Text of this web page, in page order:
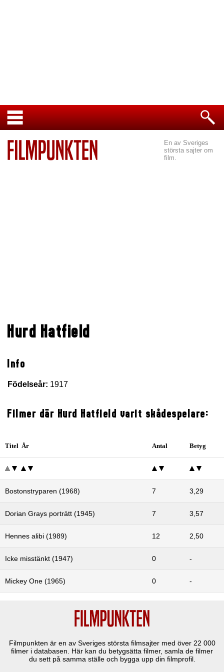
En av Sveriges
största sajter om
film.
Hurd Hatfield
Info
Födelseår: 1917
Filmer där Hurd Hatfield varit skådespelare:
Titel År Antal Betyg
Bostonstryparen (1968) 7 3,29
Dorian Grays porträtt (1945) 7 3,57
Hennes alibi (1989) 12 2,50
Icke misstänkt (1947) 0 -
Mickey One (1965) 0 -
Filmpunkten är en av Sveriges största filmsajter med över 22 000
filmer i databasen. Här kan du betygsätta filmer, samla de filmer
du sett på samma ställe och bygga upp din filmprofil.